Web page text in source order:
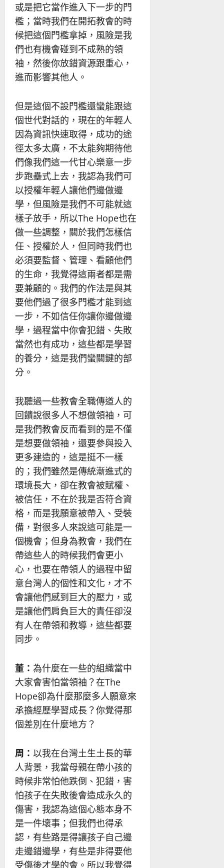
或是把它當作進入下一步的門
檻；當時我們在開拓教會的時
候把這個門檻拿掉，風險是我
們也有機會碰到不成熟的領
袖，然後你放錯資源跟重心，
進而影響其他人。
但是這個不設門檻還蠻能跟這
個世代對話的，現在的年輕人
因為資訊快速取得，成功的途
徑太多太廣，不太能夠期待他
們像我們這一代甘心樂意一步
步跑壘式上去，我認為我們可
以授權年輕人讓他們邊做邊
學，但風險是我們不可能就這
樣子放手，所以The Hope也在
做一些調整，關於我們怎樣信
任、授權於人，但同時我們也
必須要監督、管理、看顧他們
的生命，我覺得這兩者都是需
要兼顧的。我們的作法是與其
要他們過了很多門檻才能到這
一步，不如信任你讓你邊做邊
學，過程當中你會犯錯、失敗
當然也有成功，這些都是學習
的養分，這是我們蠻關鍵的部
分。
我聽過一些教會全職傳道人的
回饋說很多人不想做領袖，可
是我們教會反而看到的是不僅
是想要做領袖，還要參與投入
更多建造的，這是挺不一樣
的；我們雖然是傳統漸進式的
環境長大，卻在教會被賦權、
被信任，不在於我是否符合資
格，而是我願意被帶入、受裝
備，對很多人來說這可能是一
個機會；但身為教會，我們在
帶這些人的時候我們會更小
心，也要在帶領人的過程中留
意台灣人的個性和文化，才不
會讓他們感到巨大的壓力，或
是讓他們肩負巨大的責任卻沒
有人在帶領和教導，這些都要
同步。
董： 為什麼在一些的組織當中
大家會害怕當領袖？在The
Hope卻為什麼那麼多人願意來
承擔經歷學習成長？你覺得那
個差別在什麼地方？
周： 以我在台灣土生土長的華
人背景，我當母親在帶小孩的
時候非常怕他跌倒、犯錯，害
怕孩子在失敗後會造成永久的
傷害，我認為這個心態本身不
是一件壞事；但我們也得承
認，有些路是得讓孩子自己邊
走邊錯邊學，有些是非得要他
受傷後才學的會。所以我覺得